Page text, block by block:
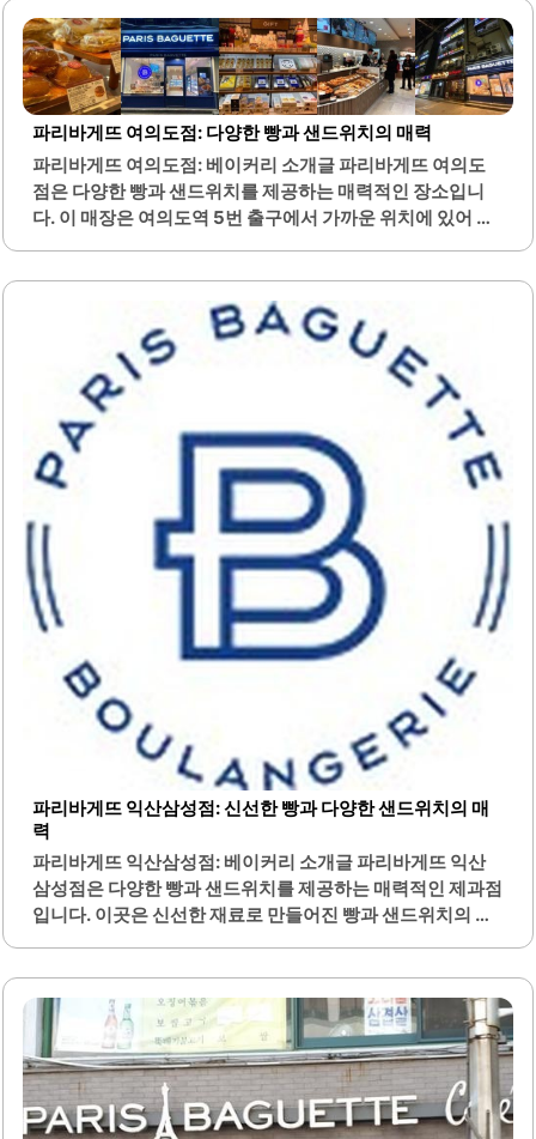
특히 생딸기 우유생크림 케이크는 많은 사랑을 받고 있습니
다.구미역과 가까운 위치에 있어 접근성이 뛰어나며, 퇴근 후
간편하게 들러서 식사를 해결하기에 좋은 장소입니다. 매장
은 아침 일찍부터 운영되어 직장인들이 출근길에 간단히 빵
을 구매하기에도 편리합니다. 직원들은 친절하게 고객을 맞
이하며, 항상 신선한 제품을 제공하기 위해 노력하고 있습니
다.또한, 다양한 할인 행사와 적립 프로그램이 마련되어 있어
고객들에게 경제적인 혜택을 제공합니다. 구미 지역에서 샐
러드를 즐길 수 있는 몇 안 되는 장소 중 하나로, 건강한..
파리바게뜨 여의도점: 다양한 빵과 샌드위치의 매력
파리바게뜨 여의도점: 베이커리 소개글 파리바게뜨 여의도
점은 다양한 빵과 샌드위치를 제공하는 매력적인 장소입니
다. 이 매장은 여의도역 5번 출구에서 가까운 위치에 있어 접
을 가득 채우며, 고객들에게 기분 좋은 시작을 선사합니다. 다
양한 종류의 빵이 준비되어 있어 선택의 폭이 넓습니다. 특히
아침식사용 빵과 샌드위치가 다양하게 구비되어 있어 바쁜
출근길에 간편하게 이용할 수 있습니다.직원들은 항상 친절
하게 응대하며, 고객의 편의를 최우선으로 생각합니다. 매장
은 앉아서 먹을 공간은 없지만, 빠른 서비스로 고객의 만족도
를 높이고 있습니다. 매일 아침 신선한 재료로 만든 샌드위치
와 샐러드는 건강한 한 끼를 제공합니다.매콤닭강정 샌드위
치와 에그듬쁙터스트는 특히 인기 있는 메뉴로, 많은 고객들
이 찾는..
파리바게뜨 익산삼성점: 신선한 빵과 다양한 샌드위치의 매
력
파리바게뜨 익산삼성점: 베이커리 소개글 파리바게뜨 익산
삼성점은 다양한 빵과 샌드위치를 제공하는 매력적인 제과점
입니다. 이곳은 신선한 재료로 만들어진 빵과 샌드위치의 품
니다.특히, 아침 일찍 방문하면 다양한 종류의 빵이 준비되어
있어 원하는 제품을 쉽게 고를 수 있습니다. 직원들은 항상 친
절하게 응대하며, 고객의 질문에 대해 성심껏 답변해 주어 만
족스러운 쇼핑 경험을 제공합니다. 이곳의 샌드위치는 신선
하게 만들어지며, 다양한 종류가 있어 선택의 즐거움을 더합
니다.또한, 디카페인 커피의 맛이 우수하여 커피와 함께 빵을